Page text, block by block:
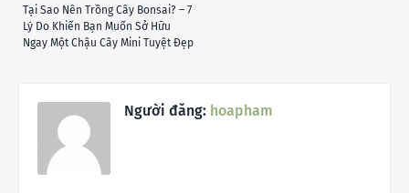
Tại Sao Nên Trồng Cây Bonsai? – 7
Lý Do Khiến Bạn Muốn Sở Hữu
Ngay Một Chậu Cây Mini Tuyệt Đẹp
Người đăng: hoapham